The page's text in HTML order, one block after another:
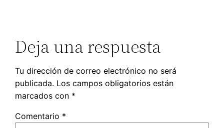
Deja una respuesta
Tu dirección de correo electrónico no será
publicada. Los campos obligatorios están
marcados con *
Comentario *